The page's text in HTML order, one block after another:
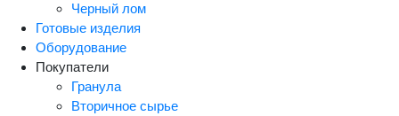
Черный лом
Готовые изделия
Оборудование
Покупатели
Гранула
Вторичное сырье